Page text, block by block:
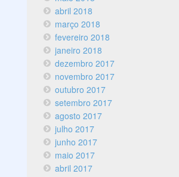
abril 2018
março 2018
fevereiro 2018
janeiro 2018
dezembro 2017
novembro 2017
outubro 2017
setembro 2017
agosto 2017
julho 2017
junho 2017
maio 2017
abril 2017